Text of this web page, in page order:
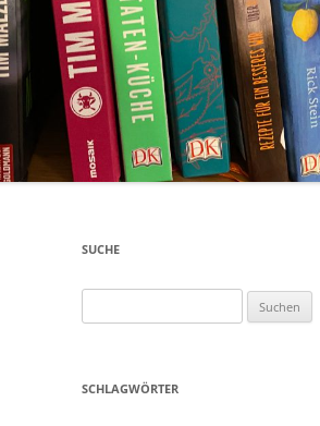
SUCHE
nach:
SCHLAGWÖRTER